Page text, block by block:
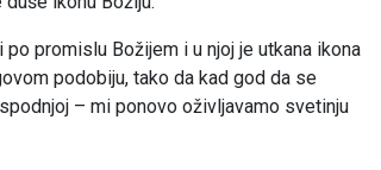
promislu Božijem i u njoj je utkana ikona
podobiju, tako da kad god da se
– mi ponovo oživljavamo svetinju